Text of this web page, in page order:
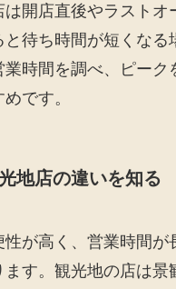
は開店直後やラストオ
と待ち時間が短くなる
業時間を調べ、ピーク
です。
地店の違いを知る
が高く、営業時間が
ます。観光地の店は景